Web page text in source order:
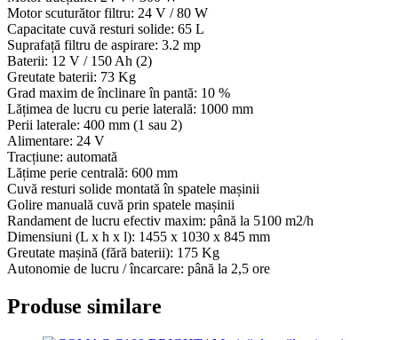
bord
Motor scuturător filtru: 24 V / 80 W
Capacitate cuvă resturi solide: 65 L
Suprafață filtru de aspirare: 3.2 mp
Baterii: 12 V / 150 Ah (2)
Greutate baterii: 73 Kg
Grad maxim de înclinare în pantă: 10 %
Lățimea de lucru cu perie laterală: 1000 mm
Perii laterale: 400 mm (1 sau 2)
Alimentare: 24 V
Tracțiune: automată
Lățime perie centrală: 600 mm
Cuvă resturi solide montată în spatele mașinii
Golire manuală cuvă prin spatele mașinii
Randament de lucru efectiv maxim: până la 5100 m2/h
Dimensiuni (L x h x l): 1455 x 1030 x 845 mm
Greutate mașină (fără baterii): 175 Kg
Autonomie de lucru / încarcare: până la 2,5 ore
Produse similare